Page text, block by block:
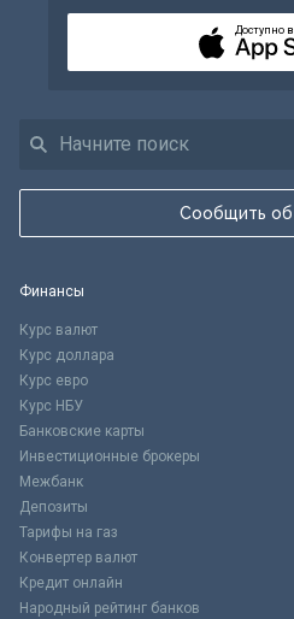
Сообщить
Доступно в
Финансы
Курс валют
Курс доллара
Курс евро
Курс НБУ
Банковские карты
Инвестиционные брокеры
Межбанк
Депозиты
Тарифы на газ
Конвертер валют
Кредит онлайн
Народный рейтинг банков